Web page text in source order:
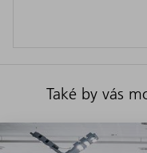
Také by vás